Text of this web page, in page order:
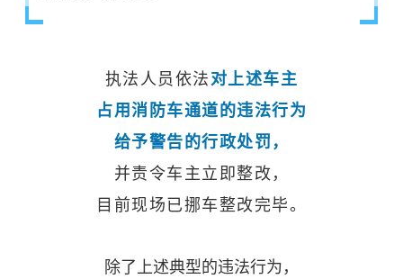
执法人员依法 对上述车主
占用消防车通道的违法行为
给予警告的行政处罚，
并责令车主立即整改，
目前现场已挪车整改完毕。
除了上述典型的违法行为，